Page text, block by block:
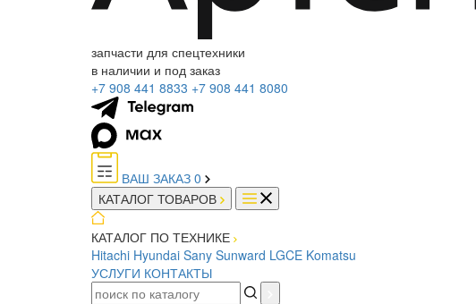
запчасти для спецтехники
в наличии и под заказ
+7 908 441 8833 +7 908 441 8080
ВАШ ЗАКАЗ 0
КАТАЛОГ ТОВАРОВ
КАТАЛОГ ПО ТЕХНИКЕ
Hitachi Hyundai Sany Sunward LGCE Komatsu
УСЛУГИ КОНТАКТЫ